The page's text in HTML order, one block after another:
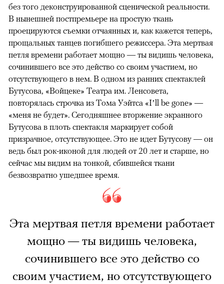
без того деконструированной сценической реальности.
В нынешней постпремьере на простую ткань
проецируются съемки отчаянных и, как кажется теперь,
прощальных танцев погибшего режиссера. Эта мертвая
петля времени работает мощно — ты видишь человека,
сочинившего все это действо со своим участием, но
отсутствующего в нем. В одном из ранних спектаклей
Бутусова, «Войцеке» Театра им. Ленсовета,
повторялась строчка из Тома Уэйтса «I’ll be gone» —
«меня не будет». Сегодняшнее вторжение экранного
Бутусова в плоть спектакля маркирует собой
призрачное, отсутствующее. Это не идет Бутусову — он
ведь был рок-иконой для людей от 20 лет и старше, но
сейчас мы видим на тонкой, сбившейся ткани
безвозвратно ушедшее время.
Эта мертвая петля времени работает
мощно — ты видишь человека,
сочинившего все это действо со
своим участием, но отсутствующего